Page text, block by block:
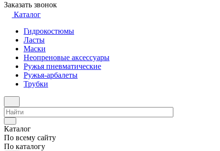
Заказать звонок
Каталог
Гидрокостюмы
Ласты
Маски
Неопреновые аксессуары
Ружья пневматические
Ружья-арбалеты
Трубки
Каталог
По всему сайту
По каталогу